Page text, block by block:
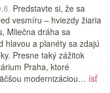
Predstavte si, že sa
vesmíru – hviezdy žiaria
Mliečna dráha sa
hlavou a planéty sa zdajú
Presne taký zážitok
Praha, ktoré
modernizáciou… ísť